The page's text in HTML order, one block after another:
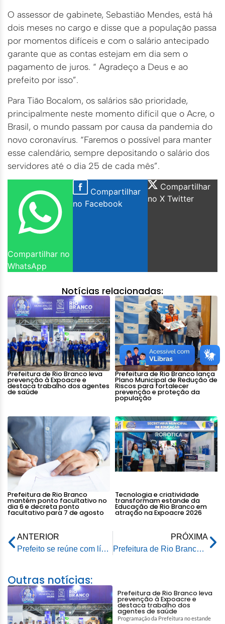
O assessor de gabinete, Sebastião Mendes, está há
dois meses no cargo e disse que a população passa
por momentos difíceis e com o salário antecipado
garante que as contas estejam em dia sem o
pagamento de juros. “ Agradeço a Deus e ao
prefeito por isso”.
Para Tião Bocalom, os salários são prioridade,
principalmente neste momento difícil que o Acre, o
Brasil, o mundo passam por causa da pandemia do
novo coronavírus. “Faremos o possível para manter
esse calendário, sempre depositando o salário dos
servidores até o dia 25 de cada mês”.
Compartilhar no
WhatsApp
Compartilhar
no Facebook
Compartilhar
no X Twitter
Notícias relacionadas:
Prefeitura de Rio Branco leva
prevenção à Expoacre e
destaca trabalho dos agentes
de saúde
Prefeitura de Rio Branco lança
Plano Municipal de Redução de
Riscos para fortalecer
prevenção e proteção da
população
Prefeitura de Rio Branco
mantém ponto facultativo no
dia 6 e decreta ponto
facultativo para 7 de agosto
Tecnologia e criatividade
transformam estande da
Educação de Rio Branco em
atração na Expoacre 2026
ANTERIOR
Prefeito se reúne com líderes de bairros visando aproximar a gestão das comunidades
PRÓXIMA
Prefeitura de Rio Branco apresenta novos médicos que trabalharão na atenção primária
Outras notícias:
Prefeitura de Rio Branco leva
prevenção à Expoacre e
destaca trabalho dos
agentes de saúde
Programação da Prefeitura no estande